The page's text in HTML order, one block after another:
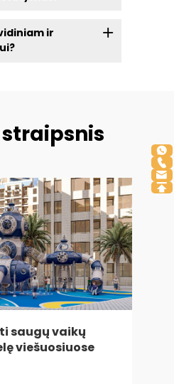
ir
straipsnis
saugų vaikų
viešuosiuose